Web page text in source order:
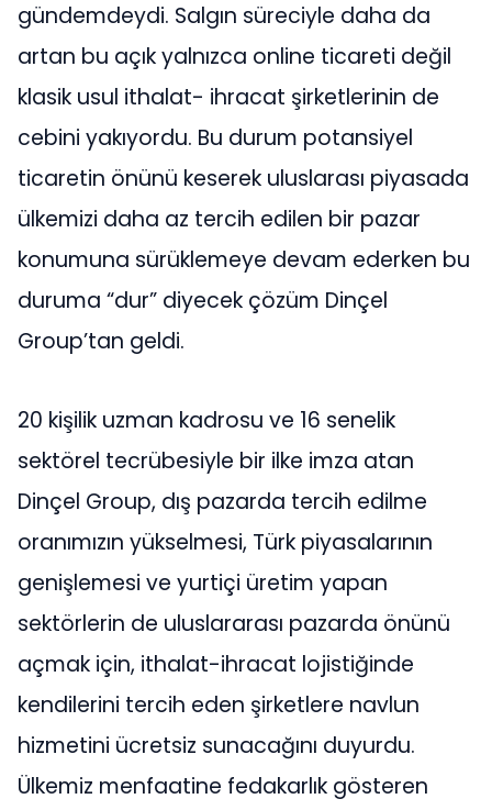
gündemdeydi. Salgın süreciyle daha da
artan bu açık yalnızca online ticareti değil
klasik usul ithalat- ihracat şirketlerinin de
cebini yakıyordu. Bu durum potansiyel
ticaretin önünü keserek uluslarası piyasada
ülkemizi daha az tercih edilen bir pazar
konumuna sürüklemeye devam ederken bu
duruma “dur” diyecek çözüm Dinçel
Group’tan geldi.
20 kişilik uzman kadrosu ve 16 senelik
sektörel tecrübesiyle bir ilke imza atan
Dinçel Group, dış pazarda tercih edilme
oranımızın yükselmesi, Türk piyasalarının
genişlemesi ve yurtiçi üretim yapan
sektörlerin de uluslararası pazarda önünü
açmak için, ithalat-ihracat lojistiğinde
kendilerini tercih eden şirketlere navlun
hizmetini ücretsiz sunacağını duyurdu.
Ülkemiz menfaatine fedakarlık gösteren